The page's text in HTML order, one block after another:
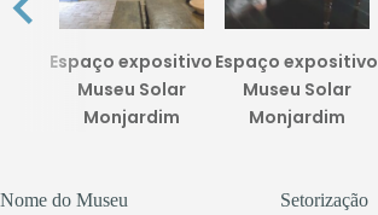
Espaço expositivo
Museu Solar
Monjardim
Espaço expositivo
Museu Solar
Monjardim
Nome do Museu
Setorização